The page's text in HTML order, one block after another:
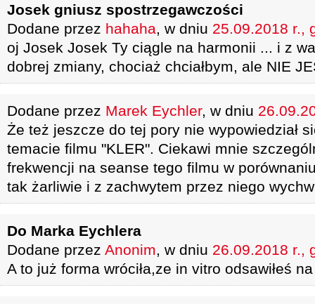
Josek gniusz spostrzegawczości
Dodane przez hahaha, w dniu 25.09.2018 r.,
oj Josek Josek Ty ciągle na harmonii ... i z
dobrej zmiany, chociaż chciałbym, ale NIE
Dodane przez Marek Eychler, w dniu
Że też jeszcze do tej pory nie wypowiedział
temacie filmu "KLER". Ciekawi mnie
frekwencji na seanse tego filmu w
tak żarliwie i z zachwytem przez niego
Do Marka Eychlera
Dodane przez Anonim, w dniu 26.09.2018 r.,
A to już forma wróciła,ze in vitro odsawiłeś